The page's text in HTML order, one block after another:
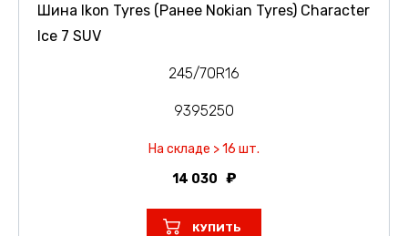
Шина Ikon Tyres (Ранее Nokian Tyres) Character
Ice 7 SUV
245/70R16
9395250
На складе > 16 шт.
14 030
КУПИТЬ